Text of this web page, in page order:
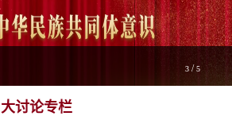
3 /5
讨论专栏